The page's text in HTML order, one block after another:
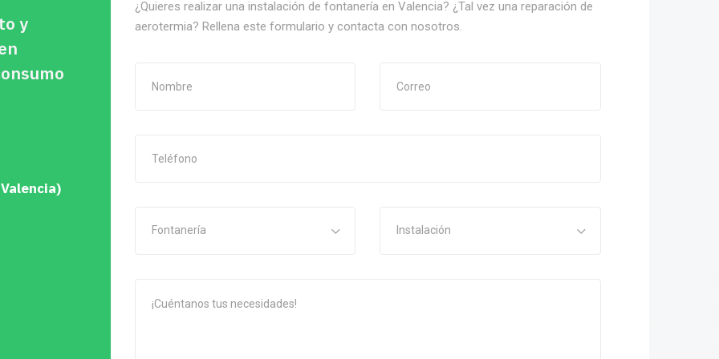
y
¿Quieres realizar una instalación de fontanería en Valencia? ¿Tal vez una reparación de
aerotermia? Rellena este formulario y contacta con nosotros.
Fontanería Instalación